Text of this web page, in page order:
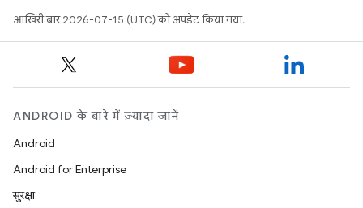
आखिरी बार 2026-07-15 (UTC) को अपडेट किया गया.
ANDROID के बारे में ज़्यादा जानें
Android
Android for Enterprise
सुरक्षा